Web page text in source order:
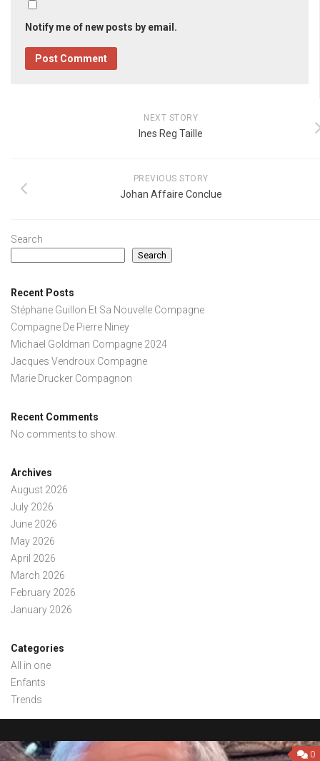
Notify me of new posts by email.
NEXT STORY
Ines Reg Taille
PREVIOUS STORY
Johan Affaire Conclue
Search
Search
Recent Posts
Stéphane Guillon Et Sa Nouvelle Compagne
Compagne De Pierre Niney
Michael Goldman Compagne 2024
Jacques Vendroux Compagne
Marie Drucker Compagnon
Recent Comments
No comments to show.
Archives
August 2026
July 2026
June 2026
May 2026
April 2026
March 2026
February 2026
January 2026
Categories
All in one
Enfants
Trends
0